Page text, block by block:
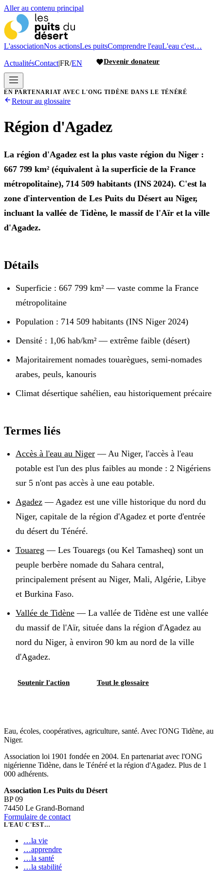
Aller au contenu principal
L'associationNos actionsLes puitsComprendre l'eauL'eau c'est…
ActualitésContact|FR/EN Devenir donateur
EN PARTENARIAT AVEC L'ONG TIDÈNE DANS LE TÉNÉRÉ
Retour au glossaire
Région d'Agadez
La région d'Agadez est la plus vaste région du Niger :
667 799 km² (équivalent à la superficie de la France
métropolitaine), 714 509 habitants (INS 2024). C'est la
zone d'intervention de Les Puits du Désert au Niger,
incluant la vallée de Tidène, le massif de l'Aïr et la ville
d'Agadez.
Détails
Superficie : 667 799 km² — vaste comme la France
métropolitaine
Population : 714 509 habitants (INS Niger 2024)
Densité : 1,06 hab/km² — extrême faible (désert)
Majoritairement nomades touarègues, semi-nomades
arabes, peuls, kanouris
Climat désertique sahélien, eau historiquement précaire
Termes liés
Accès à l'eau au Niger —Au Niger, l'accès à l'eau
potable est l'un des plus faibles au monde : 2 Nigériens
sur 5 n'ont pas accès à une eau potable.
Agadez —Agadez est une ville historique du nord du
Niger, capitale de la région d'Agadez et porte d'entrée
du désert du Ténéré.
Touareg — Les Touaregs (ou Kel Tamasheq) sont un
peuple berbère nomade du Sahara central,
principalement présent au Niger, Mali, Algérie, Libye
et Burkina Faso.
Vallée de Tidène — La vallée de Tidène est une vallée
du massif de l'Aïr, située dans la région d'Agadez au
nord du Niger, à environ 90 km au nord de la ville
d'Agadez.
Soutenir l'action Tout le glossaire
Eau, écoles, coopératives, agriculture, santé. Avec l'ONG Tidène, au
Niger.
Association loi 1901 fondée en 2004. En partenariat avec l'ONG
nigérienne Tidène, dans le Ténéré et la région d'Agadez. Plus de 1
000 adhérents.
Association Les Puits du Désert
BP 09
74450 Le Grand-Bornand
Formulaire de contact
L'EAU C'EST…
…la vie
…apprendre
…la santé
…la stabilité